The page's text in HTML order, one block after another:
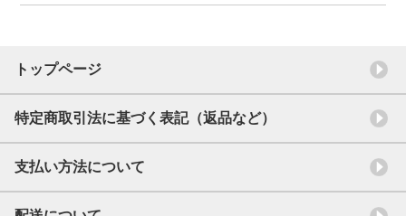
トップページ
特定商取引法に基づく表記（返品など）
支払い方法について